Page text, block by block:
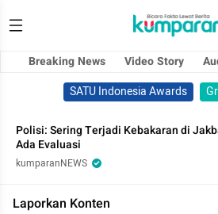
Breaking News Video Story
SATU Indonesia Awards
Polisi: Sering Terjadi Kebakaran di
Ada Evaluasi
kumparanNEWS
Laporkan Konten